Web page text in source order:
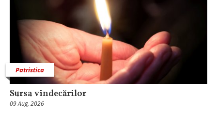
Patristica
Sursa vindecărilor
09 Aug, 2026